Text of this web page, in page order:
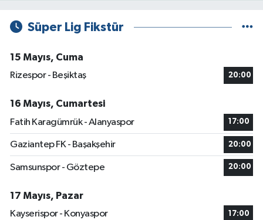
Süper Lig Fikstür
15 Mayıs, Cuma
Rizespor - Beşiktaş
20:00
16 Mayıs, Cumartesi
Fatih Karagümrük - Alanyaspor
17:00
Gaziantep FK - Başakşehir 20:00
Samsunspor - Göztepe 20:00
17 Mayıs, Pazar
Kayserispor - Konyaspor
17:00